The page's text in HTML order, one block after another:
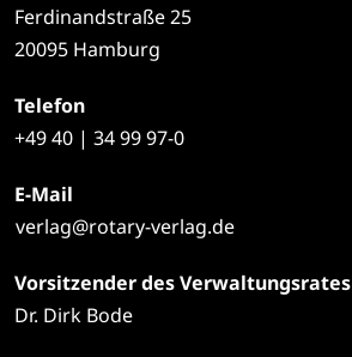
Ferdinandstraße 25
20095 Hamburg
Telefon
+4940 | 34 99 97-0
E-Mail
verlag@rotary-verlag.de
Vorsitzender des Verwaltungsrates
Dr. Dirk Bode